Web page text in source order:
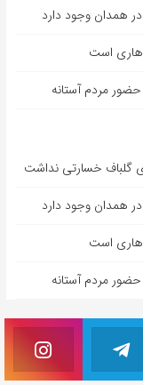
همدان وجود دارد
هاری است
مردم آستانه
همدان وجود دارد
هاری است
مردم آستانه